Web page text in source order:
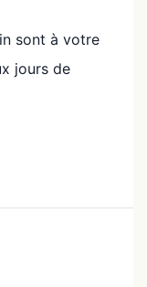
sont à votre
jours de